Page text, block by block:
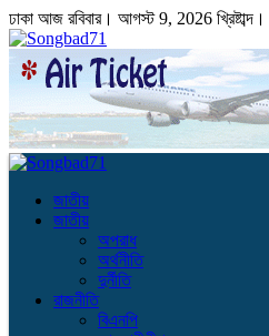
ঢাকা আজ রবিবার। আগস্ট 9, 2026 খ্রিষ্টাব্দ।
জাতীয়
জাতীয়
অপরাধ
অর্থনীতি
দুর্নীতি
রাজনীতি
বিএনপি